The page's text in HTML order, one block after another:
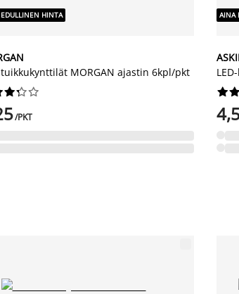
HINTA
tuikkukynttilät MORGAN ajastin 6kpl/pkt




/PKT
AINA


